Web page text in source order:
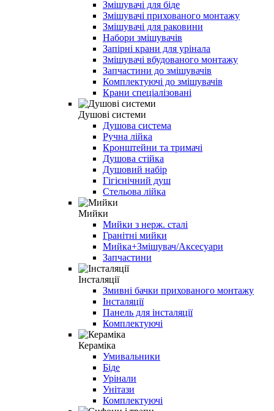
Змішувачі для біде
Змішувачі прихованого монтажу
Змішувачі для раковини
Набори змішувачів
Запірні крани для урінала
Змішувачі вбудованого монтажу
Запчастини до змішувачів
Комплектуючі до змішувачів
Крани спеціалізовані
Душові системи
Душова система
Ручна лійка
Кронштейни та тримачі
Душова стійка
Душовий набір
Гігієнічний душ
Стельова лійка
Мийки
Мийки з нерж. сталі
Гранітні мийки
Мийка+Змішувач/Аксесуари
Запчастини
Інсталяції
Змивні бачки прихованого монтажу
Інсталяції
Панель для інсталяції
Комплектуючі
Кераміка
Умивальники
Біде
Урінали
Унітази
Комплектуючі